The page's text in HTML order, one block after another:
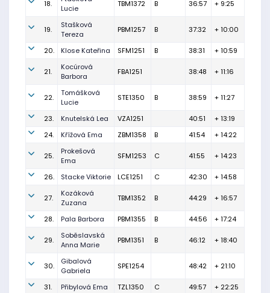
18.
Lucie
TBM1372 B 36:57 + 9:25
19.
Stašková
Tereza
PBM1257 B 37:32 + 10:00
20. Klose Kateřina SFM1251 B 38:31 + 10:59
21.
Kocúrová
Barbora
FBA1251 38:48 + 11:16
22.
Tomášková
Lucie
STE1350 B 38:59 + 11:27
23. Knutelská Lea VZA1251 40:51
+ 13:19
24.
Křížová Ema ZBM1358 B 41:54 + 14:22
25.
Prokešová
Ema
SFM1253 C 41:55 + 14:23
26. Stacke Viktorie LCE1251 C 42:30 + 14:58
27.
Kozáková
Zuzana
TBM1352 B 44:29 + 16:57
28. Pala Barbora PBM1355 B 44:56 + 17:24
29.
Soběslavská
Anna Marie
PBM1351 B 46:12 + 18:40
30.
Gibalová
Gabriela
SPE1254 48:42 + 21:10
31. Přibylová Ema TZL1350 C 49:57
+ 22:25